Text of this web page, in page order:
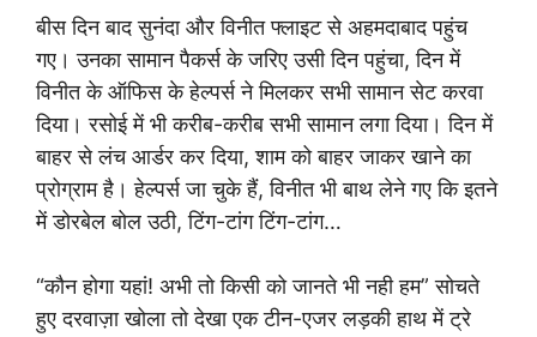
बीस दिन बाद सुनंदा और विनीत फ्लाइट से अहमदाबाद पहुंच
गए। उनका सामान पैकर्स के जरिए उसी दिन पहुंचा, दिन में
विनीत के ऑफिस के हेल्पर्स ने मिलकर सभी सामान सेट करवा
दिया। रसोई में भी करीब-करीब सभी सामान लगा दिया। दिन में
बाहर से लंच आर्डर कर‌ दिया, शाम को बाहर जाकर खाने का
प्रोग्राम है। हेल्पर्स जा चुके हैं, विनीत भी बाथ लेने गए कि इतने
में डोरबेल बोल उठी, टिंग-टांग टिंग-टांग…
“कौन होगा यहां! अभी तो किसी को जानते भी नही हम” सोचते
हुए दरवाज़ा खोला तो देखा एक टीन-एजर लड़की हाथ में ट्रे